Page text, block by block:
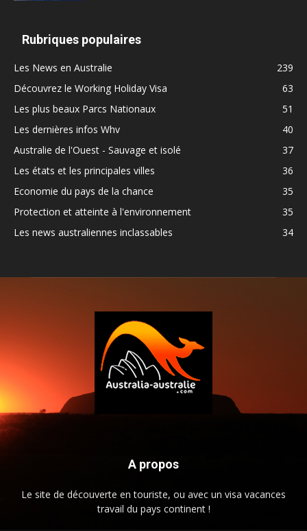
Rubriques populaires
Les News en Australie
239
Découvrez le Working Holiday Visa
63
Les plus beaux Parcs Nationaux
51
Les dernières infos Whv
40
Australie de l'Ouest - Sauvage et isolé
37
Les états et les principales villes
36
Economie du pays de la chance
35
Protection et atteinte à l'environnement
35
Les news australiennes inclassables
34
A propos
Le site de découverte en touriste, ou avec un visa vacances
travail du pays continent !